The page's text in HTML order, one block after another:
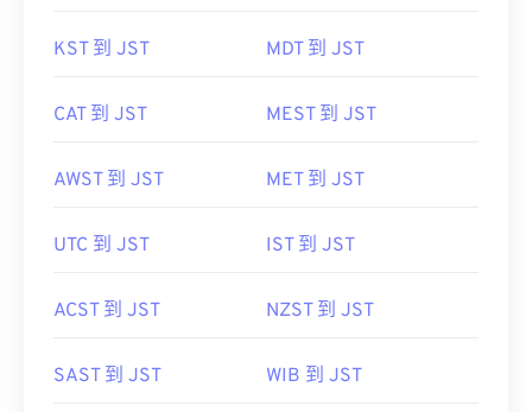
KST 到 JST MDT 到 JST
CAT 到 JST MEST 到 JST
AWST 到 JST MET 到 JST
UTC 到 JST IST 到 JST
ACST 到 JST NZST 到 JST
SAST 到 JST WIB 到 JST